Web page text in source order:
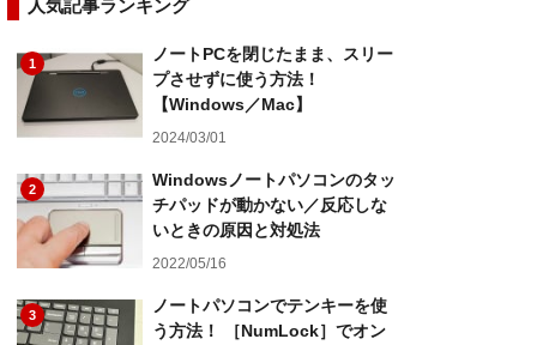
人気記事ランキング
1
ノートPCを閉じたまま、スリー
プさせずに使う方法！
【Windows／Mac】
2024/03/01
2
Windowsノートパソコンのタッ
チパッドが動かない／反応しな
いときの原因と対処法
2022/05/16
3
ノートパソコンでテンキーを使
う方法！ ［NumLock］でオン